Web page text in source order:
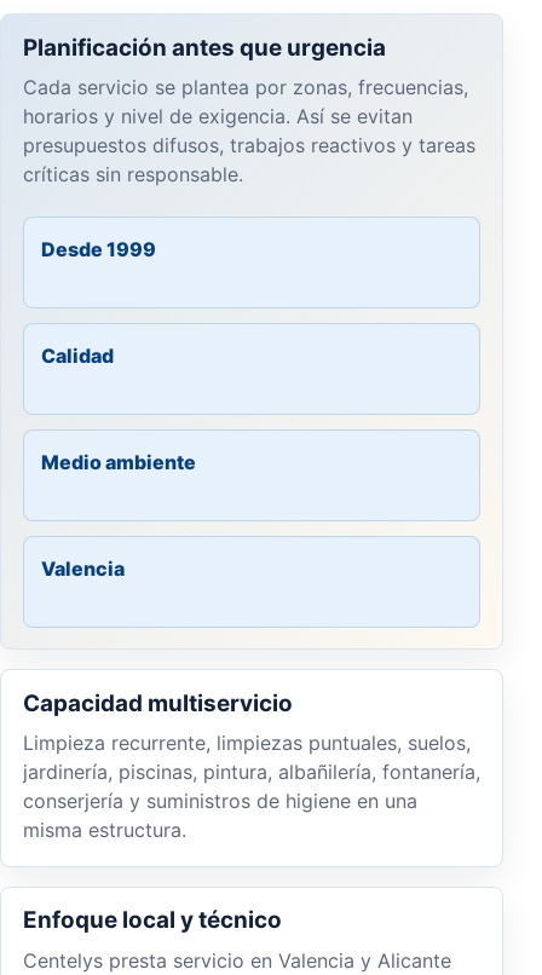
Planificación antes que urgencia
Cada servicio se plantea por zonas, frecuencias,
horarios y nivel de exigencia. Así se evitan
presupuestos difusos, trabajos reactivos y tareas
críticas sin responsable.
Desde 1999
Calidad
Medio ambiente
Valencia
Capacidad multiservicio
Limpieza recurrente, limpiezas puntuales, suelos,
jardinería, piscinas, pintura, albañilería, fontanería,
conserjería y suministros de higiene en una
misma estructura.
Enfoque local y técnico
Centelys presta servicio en Valencia y Alicante